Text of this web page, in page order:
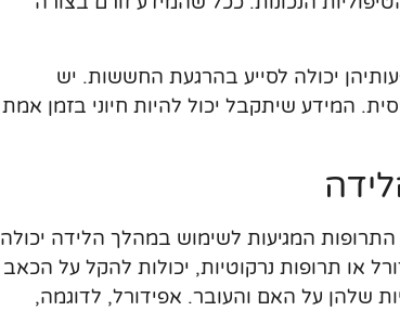
יכולה לסייע בהרגעת החששות. יש
המידע שיתקבל יכול להיות חיוני בזמן אמת
המגיעות לשימוש במהלך הלידה יכולה
או תרופות נרקוטיות, יכולות להקל על הכאב
שלהן על האם והעובר. אפידורל, לדוגמה,